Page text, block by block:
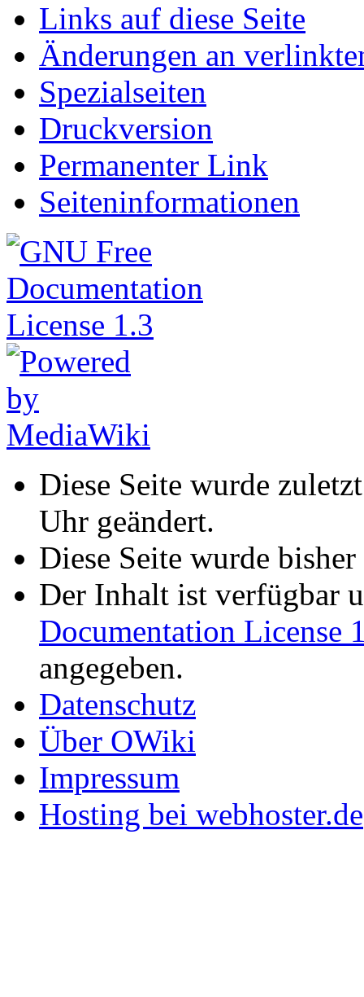
Links auf diese Seite
Änderungen an
Spezialseiten
Druckversion
Permanenter Link
Seiteninformationen
Diese Seite wurde
Uhr geändert.
Diese Seite wurde
Der Inhalt ist verfügbar
Documentation License
angegeben.
Datenschutz
Über OWiki
Impressum
Hosting bei webhoster.de